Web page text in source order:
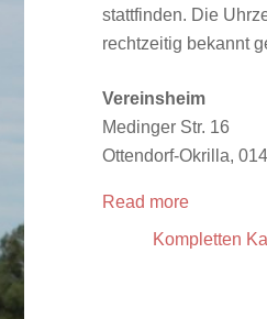
stattfinden. Die
rechtzeitig bekannt
Vereinsheim
Medinger Str. 16
Ottendorf-Okrilla,
Read more
Kompletten